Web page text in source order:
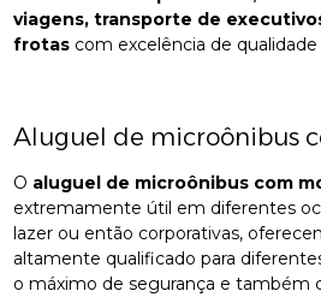
viagens, transporte de
frotas com excelência de qualidade
Aluguel de microônibus
O aluguel de microônibus com
extremamente útil em diferentes
lazer ou então corporativas,
altamente qualificado para
o máximo de segurança e também